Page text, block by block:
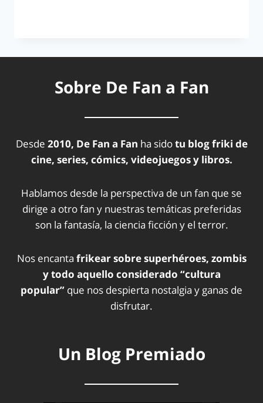
Sobre De Fan a Fan
Desde 2010, De Fan a Fan ha sidotu blog friki de
cine, series, cómics, videojuegos y libros.
Hablamos desde la perspectiva de un fan que se
dirige a otro fan y nuestras temáticas preferidas
son la fantasía, la ciencia ficción y el terror.
Nos encanta frikear sobre superhéroes, zombis
y todo aquello considerado “cultura
popular” que nos despierta nostalgia y ganas de
disfrutar.
Un Blog Premiado